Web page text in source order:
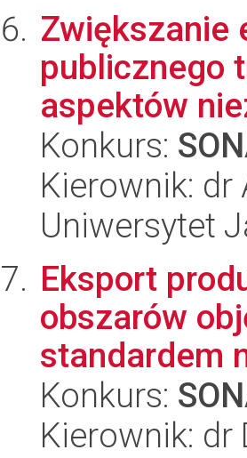
Zwiększanie
publicznego
aspektów
Konkurs:
Kierownik: dr
Uniwersytet
Eksport
obszarów
standardem
Konkurs:
Kierownik: dr